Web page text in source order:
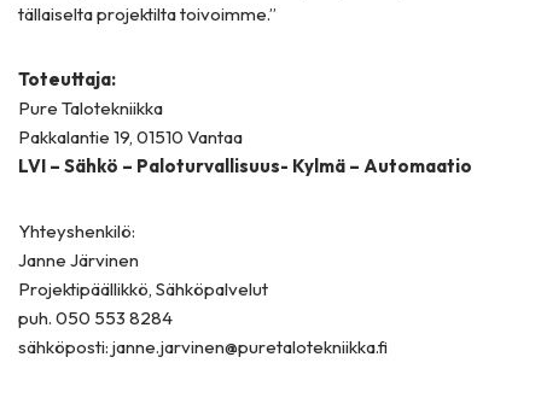
tällaiselta projektilta toivoimme.”
Toteuttaja:
Pure Talotekniikka
Pakkalantie 19, 01510 Vantaa
LVI – Sähkö – Paloturvallisuus- Kylmä – Automaatio
Yhteyshenkilö:
Janne Järvinen
Projektipäällikkö, Sähköpalvelut
puh. 050 553 8284
sähköposti: janne.jarvinen@puretalotekniikka.fi